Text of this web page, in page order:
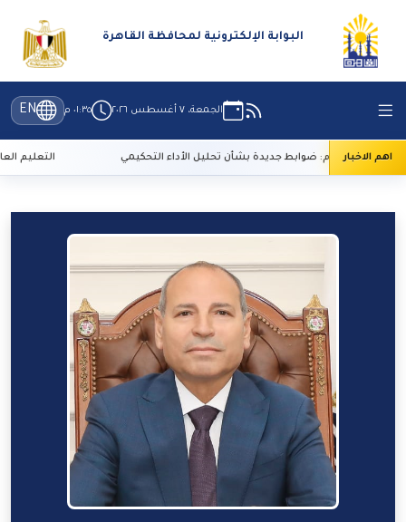
البوابة الإلكترونية لمحافظة القاهرة
الجمعة، ٧ أغسطس ٢٠٢٦ ٠١:٣٥ م EN
اهم الاخبار
للإعلام: ضوابط جديدة بشأن تحليل الأداء التحكيمي التعليم العالي: 29 ألف طالب سجلوا رغباتهم في تنسيق المرحلة الأولى